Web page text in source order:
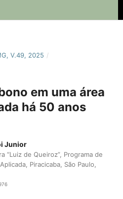
V.49, 2025 /
em uma área
há 50 anos
Junior
“Luiz de Queiroz”, Programa de
Piracicaba, São Paulo,